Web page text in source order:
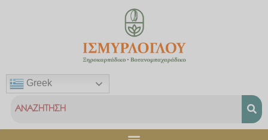
Greek